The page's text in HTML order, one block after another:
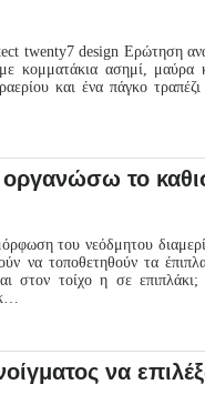
twenty7 design Ερώτηση
κομματάκια ασημί, μαύρα
και ένα πάγκο
το
του νεόδμητου
να τοποθετηθούν τα
στον τοίχο η σε
να